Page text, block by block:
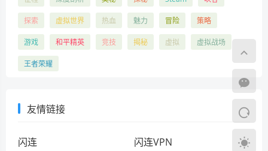
探索 虚拟世界 热血 魅力 冒险 策略
游戏 和平精英 竞技 揭秘 虚拟 虚拟战场
王者荣耀
友情链接
闪连 闪连VPN